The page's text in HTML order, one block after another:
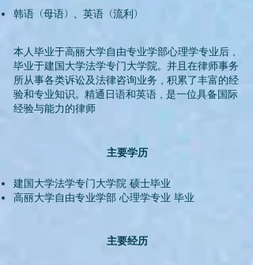
韩语（母语）、英语（流利）
本人毕业于高丽大学自由专业学部心理学专业后，
毕业于建国大学法学专门大学院。并且在律师事务
所从事各类诉讼及法律咨询业务，积累了丰富的经
验和专业知识。精通日语和英语，是一位具备国际
经验与能力的律师
主要学历
建国大学法学专门大学院 硕士毕业
高丽大学自由专业学部 心理学专业 毕业
主要经历